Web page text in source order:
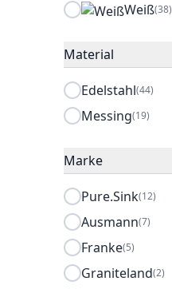
Weiß(38)
Material
Edelstahl(44)
Messing(19)
Marke
Pure.Sink(12)
Ausmann(7)
Franke(5)
Graniteland(2)